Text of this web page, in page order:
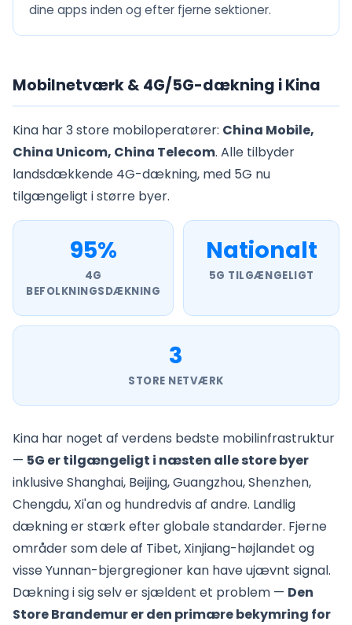
dine apps inden og efter fjerne sektioner.
Mobilnetværk & 4G/5G-dækning i Kina
Kina har 3 store mobiloperatører: China Mobile,
China Unicom, China Telecom. Alle tilbyder
landsdækkende 4G-dækning, med 5G nu
tilgængeligt i større byer.
95%
4G
BEFOLKNINGSDÆKNING
Nationalt
5G TILGÆNGELIGT
3
STORE NETVÆRK
Kina har noget af verdens bedste mobilinfrastruktur
— 5G er tilgængeligt i næsten alle store byer
inklusive Shanghai, Beijing, Guangzhou, Shenzhen,
Chengdu, Xi'an og hundredvis af andre. Landlig
dækning er stærk efter globale standarder. Fjerne
områder som dele af Tibet, Xinjiang-højlandet og
visse Yunnan-bjergregioner kan have ujævnt signal.
Dækning i sig selv er sjældent et problem — Den
Store Brandemur er den primære bekymring for